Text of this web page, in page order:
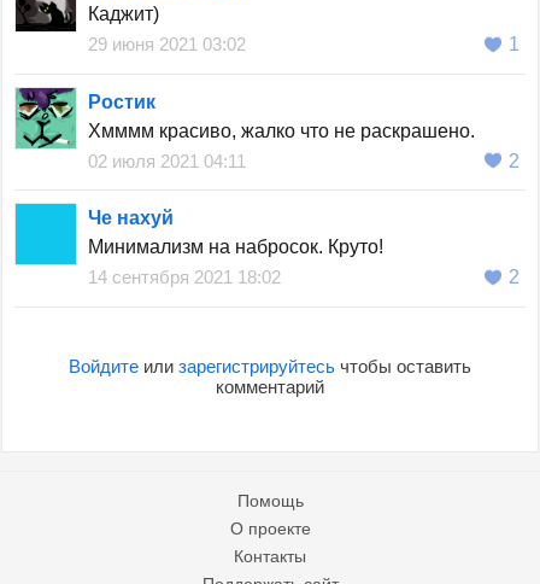
Каджит)
29 июня 2021 03:02
1
Ростик
Хмммм красиво, жалко что не раскрашено.
02 июля 2021 04:11
2
Че нахуй
Минимализм на набросок. Круто!
14 сентября 2021 18:02
2
Войдитеили зарегистрируйтесьчтобы оставить
комментарий
Помощь
О проекте
Контакты